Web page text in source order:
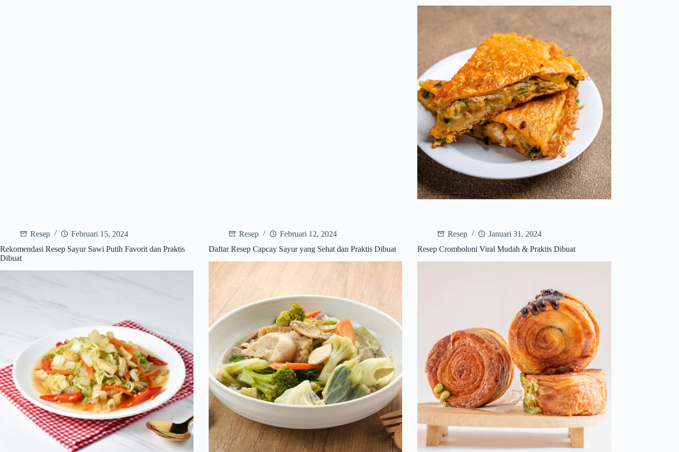
Resep
Februari 15, 2024
Rekomendasi Resep Sayur Sawi Putih Favorit dan Praktis
Dibuat
Resep
Februari 12, 2024
Daftar Resep Capcay Sayur yang Sehat dan Praktis Dibuat
Resep
Januari 31, 2024
Resep Cromboloni Viral Mudah & Praktis Dibuat